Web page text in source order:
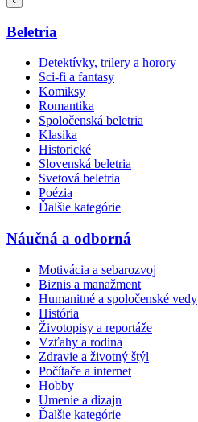
Beletria
Detektívky, trilery a horory
Sci-fi a fantasy
Komiksy
Romantika
Spoločenská beletria
Klasika
Historické
Slovenská beletria
Svetová beletria
Poézia
Ďalšie kategórie
Náučná a odborná
Motivácia a sebarozvoj
Biznis a manažment
Humanitné a spoločenské vedy
História
Životopisy a reportáže
Vzťahy a rodina
Zdravie a životný štýl
Počítače a internet
Hobby
Umenie a dizajn
Ďalšie kategórie